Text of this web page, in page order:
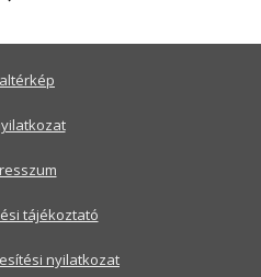
tájékoztató
nyilatkozat